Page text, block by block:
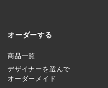
オーダーする
商品一覧
デザイナーを選んで
オーダーメイド